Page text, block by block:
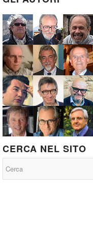
CERCA NEL SITO